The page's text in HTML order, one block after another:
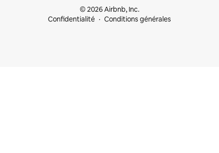
© 2026 Airbnb, Inc.
Confidentialité
Conditions générales